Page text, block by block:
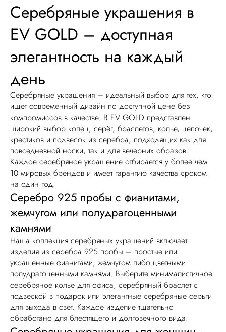
Серебряные украшения в
EV GOLD – доступная
элегантность на каждый
день
Серебряные украшения – идеальный выбор для тех, кто
ищет современный дизайн по доступной цене без
компромиссов в качестве. В EV GOLD представлен
широкий выбор колец, серёг, браслетов, колье, цепочек,
крестиков и подвесок из серебра, подходящих как для
повседневной носки, так и для вечерних образов.
Каждое серебряное украшение отбирается у более чем
10 мировых брендов и имеет гарантию качества сроком
на один год.
Серебро 925 пробы с фианитами,
жемчугом или полудрагоценными
камнями
Наша коллекция серебряных украшений включает
изделия из серебра 925 пробы – простые или
украшенные фианитами, жемчугом либо цветными
полудрагоценными камнями. Выберите минималистичное
серебряное колье для офиса, серебряный браслет с
подвеской в подарок или элегантные серебряные серьги
для выхода в свет. Каждое изделие тщательно
обработано для блестящего и долговечного вида.